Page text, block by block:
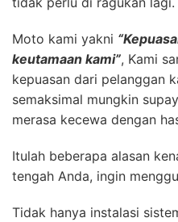
Moto kami yakni
keutamaan kami”, Kami
kepuasan dari pelanggan
semaksimal mungkin
merasa kecewa dengan
Itulah beberapa alasan
tengah Anda, ingin
Tidak hanya instalasi